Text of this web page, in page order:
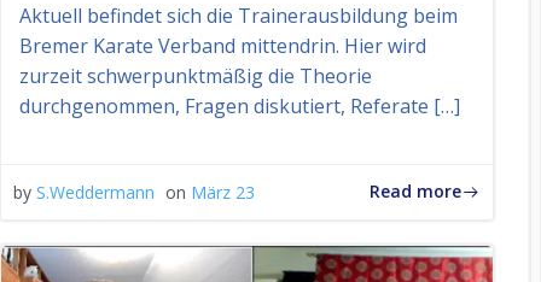
Aktuell befindet sich die Trainerausbildung beim
Bremer Karate Verband mittendrin. Hier wird
zurzeit schwerpunktmäßig die Theorie
durchgenommen, Fragen diskutiert, Referate […]
by S.Weddermann on März 23 Read more